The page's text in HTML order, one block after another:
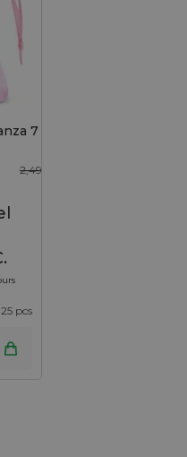
7 x
2,49
pcs